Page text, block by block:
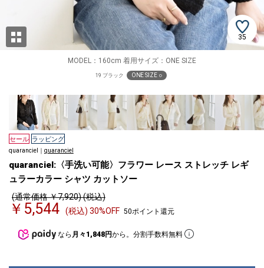
35
MODEL：160cm 着用サイズ：ONE SIZE
19 ブラック ONE SIZE ○
セール ラッピング
quaranciel｜ quaranciel
quaranciel:〈手洗い可能〉フラワー レース ストレッチ レギ
ュラーカラー シャツ カットソー
(通常価格 ￥7,920) (税込)
￥5,544 (税込) 30%OFF 50ポイント還元
なら 月々1,848円から。分割手数料無料